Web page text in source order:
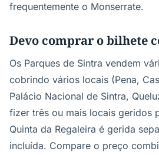
frequentemente o Monserrate.
Devo comprar o bilhete
Os Parques de Sintra vendem
cobrindo vários locais (Pena,
Palácio Nacional de Sintra,
fizer três ou mais locais geridos
Quinta da Regaleira é gerida
incluída. Compare o preço